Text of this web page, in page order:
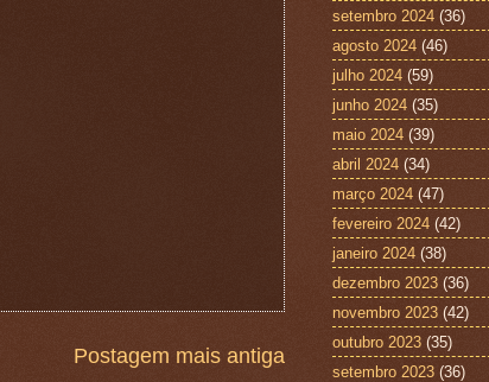
Postagem mais antiga
setembro 2024 (36)
agosto 2024 (46)
julho 2024 (59)
junho 2024 (35)
maio 2024 (39)
abril 2024 (34)
março 2024 (47)
fevereiro 2024 (42)
janeiro 2024 (38)
dezembro 2023 (36)
novembro 2023 (42)
outubro 2023 (35)
setembro 2023 (36)